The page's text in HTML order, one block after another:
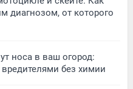
диагнозом, от которого
носа в ваш огород:
без химии